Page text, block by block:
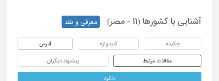
آشنایی با کشورها (11 - مصر) معرفی و نقد
چکیده کلیدواژه آدرس
مقالات مرتبط پیشنهاد دیگران
دانلود